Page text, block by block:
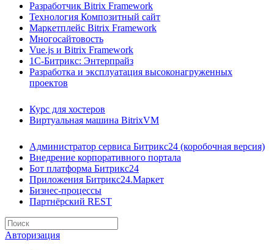
Разработчик Bitrix Framework
Технология Композитный сайт
Маркетплейс Bitrix Framework
Многосайтовость
Vue.js и Bitrix Framework
1С-Битрикс: Энтерпрайз
Разработка и эксплуатация высоконагруженных
проектов
Курс для хостеров
Виртуальная машина BitrixVM
Администратор сервиса Битрикс24 (коробочная версия)
Внедрение корпоративного портала
Бот платформа Битрикс24
Приложения Битрикс24.Маркет
Бизнес-процессы
Партнёрский REST
Авторизация